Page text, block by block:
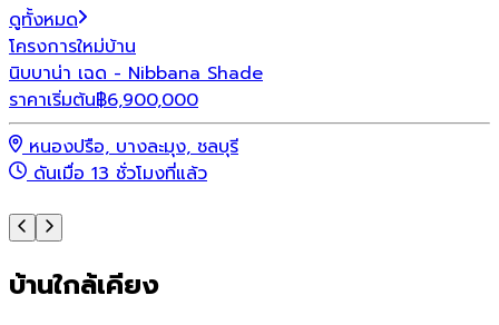
ดูทั้งหมด
โครงการใหม่บ้าน
นิบบาน่า เฉด - Nibbana Shade
ราคาเริ่มต้น฿6,900,000
หนองปรือ, บางละมุง, ชลบุรี
ดันเมื่อ 13 ชั่วโมงที่แล้ว
บ้านใกล้เคียง